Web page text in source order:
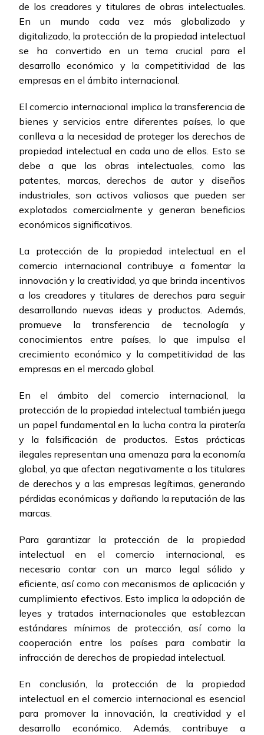
de los creadores y titulares de obras intelectuales.
En un mundo cada vez más globalizado y
digitalizado, la protección de la propiedad intelectual
se ha convertido en un tema crucial para el
desarrollo económico y la competitividad de las
empresas en el ámbito internacional.
El comercio internacional implica la transferencia de
bienes y servicios entre diferentes países, lo que
conlleva a la necesidad de proteger los derechos de
propiedad intelectual en cada uno de ellos. Esto se
debe a que las obras intelectuales, como las
patentes, marcas, derechos de autor y diseños
industriales, son activos valiosos que pueden ser
explotados comercialmente y generan beneficios
económicos significativos.
La protección de la propiedad intelectual en el
comercio internacional contribuye a fomentar la
innovación y la creatividad, ya que brinda incentivos
a los creadores y titulares de derechos para seguir
desarrollando nuevas ideas y productos. Además,
promueve la transferencia de tecnología y
conocimientos entre países, lo que impulsa el
crecimiento económico y la competitividad de las
empresas en el mercado global.
En el ámbito del comercio internacional, la
protección de la propiedad intelectual también juega
un papel fundamental en la lucha contra la piratería
y la falsificación de productos. Estas prácticas
ilegales representan una amenaza para la economía
global, ya que afectan negativamente a los titulares
de derechos y a las empresas legítimas, generando
pérdidas económicas y dañando la reputación de las
marcas.
Para garantizar la protección de la propiedad
intelectual en el comercio internacional, es
necesario contar con un marco legal sólido y
eficiente, así como con mecanismos de aplicación y
cumplimiento efectivos. Esto implica la adopción de
leyes y tratados internacionales que establezcan
estándares mínimos de protección, así como la
cooperación entre los países para combatir la
infracción de derechos de propiedad intelectual.
En conclusión, la protección de la propiedad
intelectual en el comercio internacional es esencial
para promover la innovación, la creatividad y el
desarrollo económico. Además, contribuye a